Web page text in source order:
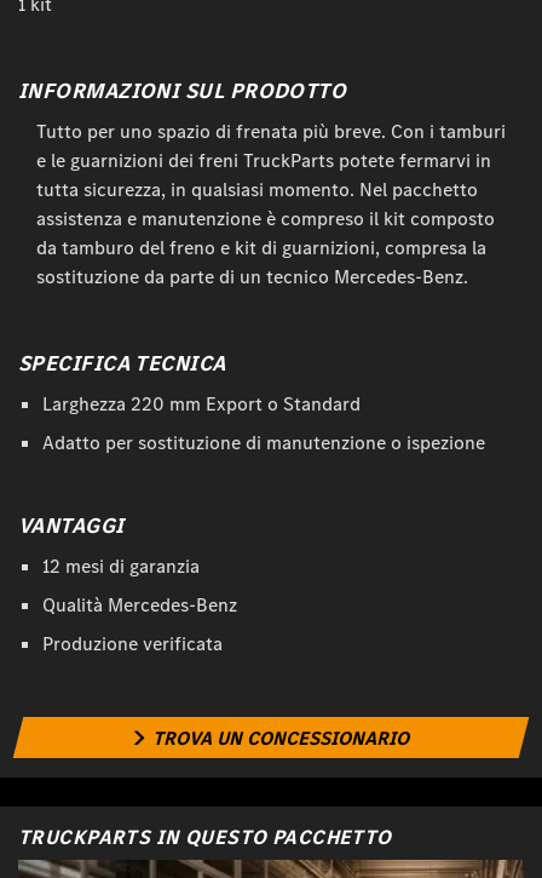
INFORMAZIONI SUL PRODOTTO
Tutto per uno spazio di frenata più breve. Con i tamburi
e le guarnizioni dei freni TruckParts potete fermarvi in
tutta sicurezza, in qualsiasi momento. Nel pacchetto
assistenza e manutenzione è compreso il kit composto
da tamburo del freno e kit di guarnizioni, compresa la
sostituzione da parte di un tecnico Mercedes-Benz.
SPECIFICA TECNICA
Larghezza 220 mm Export o Standard
Adatto per sostituzione di manutenzione o ispezione
VANTAGGI
12 mesi di garanzia
Qualità Mercedes-Benz
Produzione verificata
TROVA UN CONCESSIONARIO
TRUCKPARTS IN QUESTO PACCHETTO